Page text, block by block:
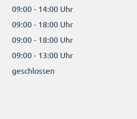
09:00 - 14:00 Uhr
09:00 - 18:00 Uhr
09:00 - 18:00 Uhr
09:00 - 13:00 Uhr
geschlossen